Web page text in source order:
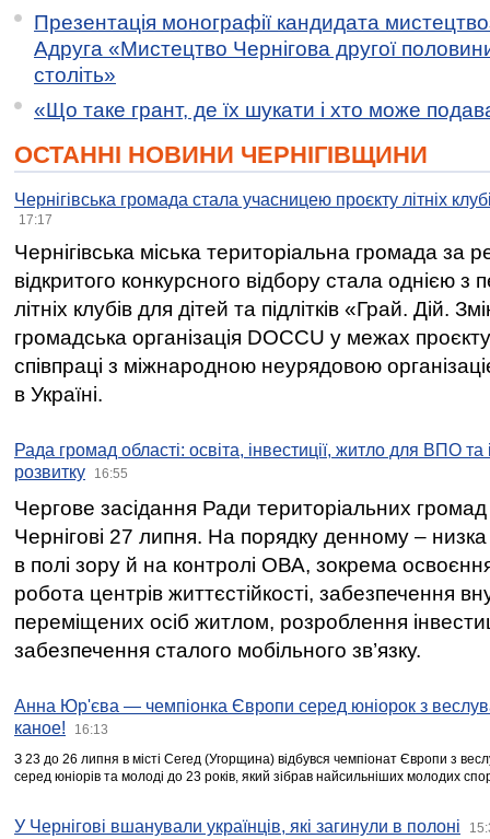
Презентація монографії кандидата
Адруга «Мистецтво Чернігова другої
століть»
«Що таке грант, де їх шукати і хто може
ОСТАННІ НОВИНИ ЧЕРНІГІВЩИНИ
Чернігівська громада стала учасницею проєкту літніх
17:17
Чернігівська міська територіальна громада за
відкритого конкурсного відбору стала однією
літніх клубів для дітей та підлітків «Грай. Дій.
громадська організація DOCCU у межах
співпраці з міжнародною неурядовою
в Україні.
Рада громад області: освіта, інвестиції, житло для ВПО
розвитку
16:55
Чергове засідання Ради територіальних громад
Чернігові 27 липня. На порядку денному –
в полі зору й на контролі ОВА, зокрема освоєння
робота центрів життєстійкості, забезпечення
переміщених осіб житлом, розроблення
забезпечення сталого мобільного зв’язку.
Анна Юр'єва — чемпіонка Європи серед юніорок з
каное!
16:13
З 23 до 26 липня в місті Сегед (Угорщина) відбувся чемпіонат Європи з
серед юніорів та молоді до 23 років, який зібрав найсильніших молодих
У Чернігові вшанували українців, які загинули в полоні